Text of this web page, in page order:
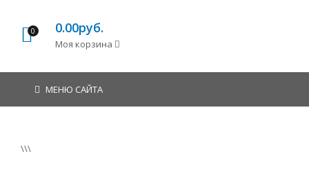
0 0.00руб.
Моя корзина
МЕНЮ САЙТА
\\\